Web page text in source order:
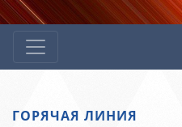
ГОРЯЧАЯ ЛИНИЯ